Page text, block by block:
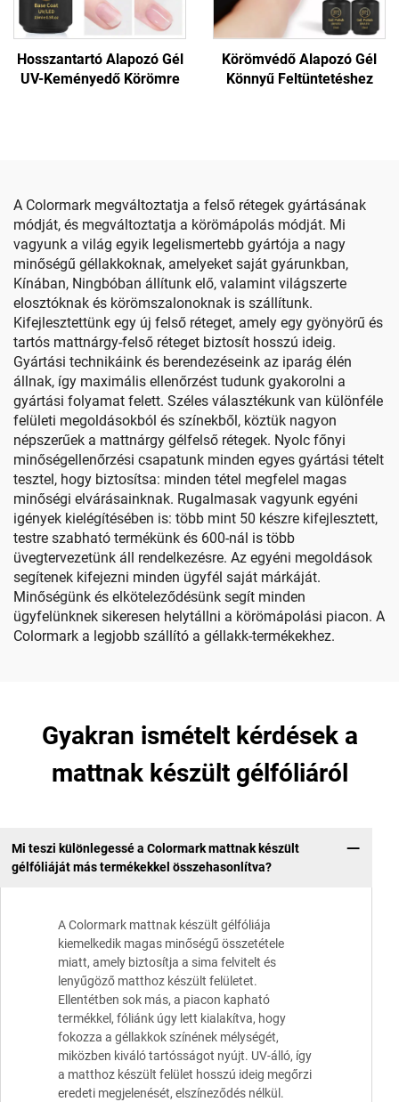
Hosszantartó Alapozó Gél
UV-Keményedő Körömre
Körömvédő Alapozó Gél
Könnyű Feltüntetéshez
A Colormark megváltoztatja a felső rétegek gyártásának
módját, és megváltoztatja a körömápolás módját. Mi
vagyunk a világ egyik legelismertebb gyártója a nagy
minőségű géllakkoknak, amelyeket saját gyárunkban,
Kínában, Ningbóban állítunk elő, valamint világszerte
elosztóknak és körömszalonoknak is szállítunk.
Kifejlesztettünk egy új felső réteget, amely egy gyönyörű és
tartós mattnárgy-felső réteget biztosít hosszú ideig.
Gyártási technikáink és berendezéseink az iparág élén
állnak, így maximális ellenőrzést tudunk gyakorolni a
gyártási folyamat felett. Széles választékunk van különféle
felületi megoldásokból és színekből, köztük nagyon
népszerűek a mattnárgy gélfelső rétegek. Nyolc főnyi
minőségellenőrzési csapatunk minden egyes gyártási tételt
tesztel, hogy biztosítsa: minden tétel megfelel magas
minőségi elvárásainknak. Rugalmasak vagyunk egyéni
igények kielégítésében is: több mint 50 készre kifejlesztett,
testre szabható termékünk és 600-nál is több
üvegtervezetünk áll rendelkezésre. Az egyéni megoldások
segítenek kifejezni minden ügyfél saját márkáját.
Minőségünk és elköteleződésünk segít minden
ügyfelünknek sikeresen helytállni a körömápolási piacon. A
Colormark a legjobb szállító a géllakk-termékekhez.
Gyakran ismételt kérdések a
mattnak készült gélfóliáról
Mi teszi különlegessé a Colormark mattnak készült
gélfóliáját más termékekkel összehasonlítva?
A Colormark mattnak készült gélfóliája
kiemelkedik magas minőségű összetétele
miatt, amely biztosítja a sima felvitelt és
lenyűgöző matthoz készült felületet.
Ellentétben sok más, a piacon kapható
termékkel, fóliánk úgy lett kialakítva, hogy
fokozza a géllakkok színének mélységét,
miközben kiváló tartósságot nyújt. UV-álló, így
a matthoz készült felület hosszú ideig megőrzi
eredeti megjelenését, elszíneződés nélkül.